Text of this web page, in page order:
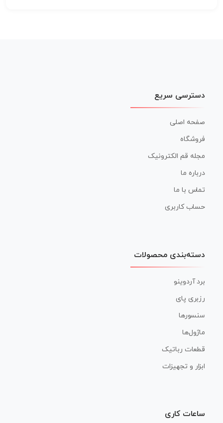
دسترسی سریع
صفحه اصلی
فروشگاه
مجله قم الکترونیک
درباره ما
تماس با ما
حساب کاربری
دسته‌بندی محصولات
برد آردوینو
رزبری پای
سنسورها
ماژول‌ها
قطعات رباتیک
ابزار و تجهیزات
ساعات کاری